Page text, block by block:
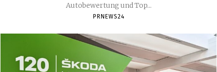
Autobewertung und Top...
PRNEWS24